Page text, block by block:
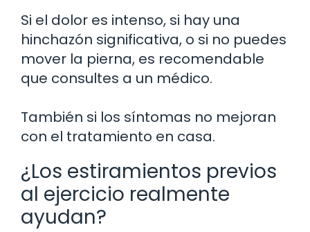
Si el dolor es intenso, si hay una
hinchazón significativa, o si no puedes
mover la pierna, es recomendable
que consultes a un médico.
También si los síntomas no mejoran
con el tratamiento en casa.
¿Los estiramientos previos
al ejercicio realmente
ayudan?